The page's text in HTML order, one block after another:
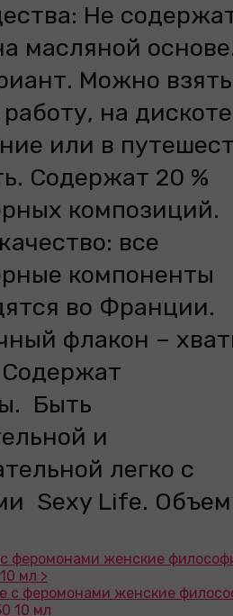
Не
масляной
Можно
на
или в
Содержат 20 %
композиций.
все
компоненты
во Франции.
флакон –
Быть
и
легко с
Sexy Life.
феромонами женские
мл >
с феромонами женские
10 мл